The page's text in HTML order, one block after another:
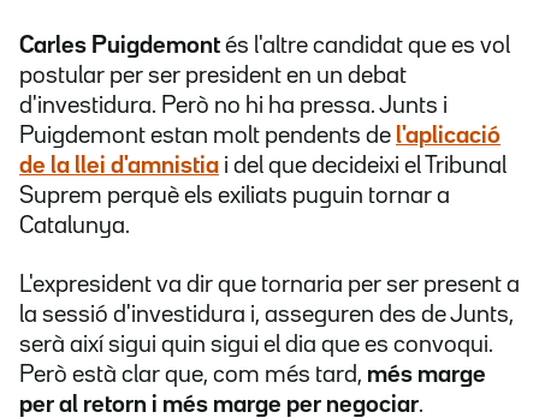
Carles Puigdemont és l'altre candidat que es vol
postular per ser president en un debat
d'investidura. Però no hi ha pressa. Junts i
Puigdemont estan molt pendents de l'aplicació
de la llei d'amnistia i del que decideixi el Tribunal
Suprem perquè els exiliats puguin tornar a
Catalunya.
L'expresident va dir que tornaria per ser present a
la sessió d'investidura i, asseguren des de Junts,
serà així sigui quin sigui el dia que es convoqui.
Però està clar que, com més tard, més marge
per al retorn i més marge per negociar.